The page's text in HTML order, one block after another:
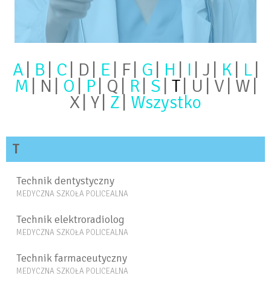
A B C D E F G H I J K L
M N O P Q R S T U V W
X Y Z Wszystko
T
Technik dentystyczny
MEDYCZNA SZKOŁA POLICEALNA
Technik elektroradiolog
MEDYCZNA SZKOŁA POLICEALNA
Technik farmaceutyczny
MEDYCZNA SZKOŁA POLICEALNA